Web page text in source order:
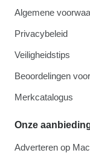
Algemene
Privacybeleid
Veiligheidstips
Beoordelingen
Merkcatalogus
Onze
Adverteren op